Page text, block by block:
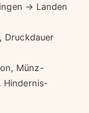
→ Landen
Druckdauer
Münz-
Hindernis-